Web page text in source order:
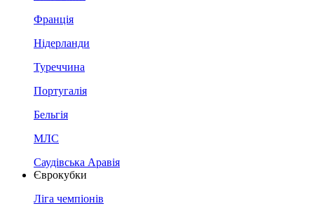
Франція
Нідерланди
Туреччина
Португалія
Бельгія
МЛС
Саудівська Аравія
Єврокубки
Ліга чемпіонів